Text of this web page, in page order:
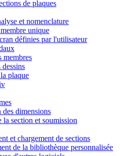
de plaques
et nomenclature
unique
définies par l'utilisateur
membres
plaque
dimensions
la section et soumission
et chargement de sections
de la bibliothèque personnalisée